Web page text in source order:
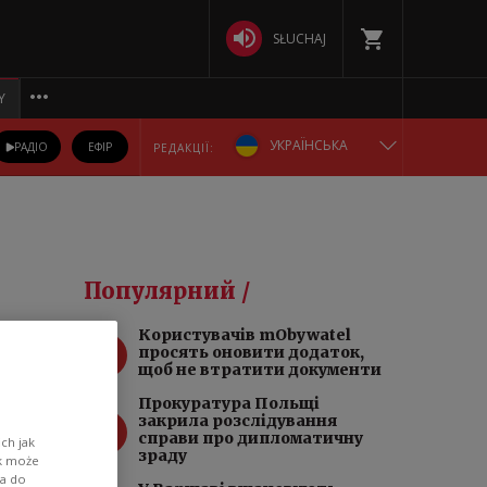
SŁUCHAJ
РАДІО ЕФІР РЕДАКЦІЇ: УКРАЇНСЬКА
БЕЛАРУСКАЯ
DEUTSCH
Популярний /
Користувачів mObywatel
просять оновити додаток,
щоб не втратити документи
Прокуратура Польщі
закрила розслідування
справи про дипломатичну
зраду
jak
może
do